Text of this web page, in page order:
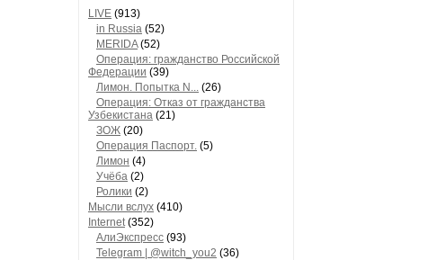
LIVE (913)
in Russia (52)
MERIDA(52)
Операция: гражданство Российской
Федерации (39)
Лимон. Попытка N... (26)
Операция: Отказ от гражданства
Узбекистана (21)
ЗОЖ (20)
Операция Паспорт. (5)
Лимон (4)
Учёба (2)
Ролики (2)
Мысли вслух (410)
Internet(352)
АлиЭкспресс (93)
Telegram | @witch_you2 (36)